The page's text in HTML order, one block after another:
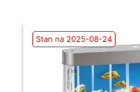
Stan na 2025-08-24